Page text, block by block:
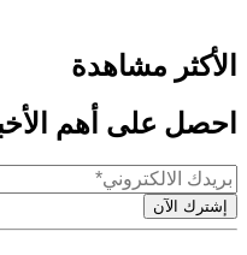
الأكثر مشاهدة
احصل على أهم
إشترك الآن